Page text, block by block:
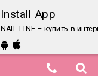
Install App
NAIL LINE – купить в